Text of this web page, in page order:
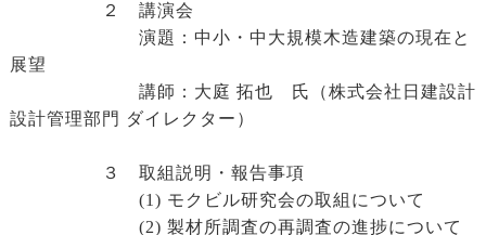
２ 講演会
演題：中小・中大規模木造建築の現在と
展望
講師：大庭 拓也 氏（株式会社日建設計
設計管理部門 ダイレクター）
３ 取組説明・報告事項
(1) モクビル研究会の取組について
(2) 製材所調査の再調査の進捗について